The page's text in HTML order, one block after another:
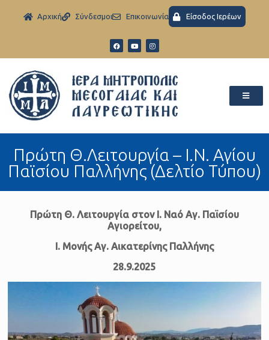
Aρχική Σύνδεσμοι Eπικοινωνία Είσοδος Ιερέων
Πρώτη Θ.Λειτουργία – Ι.Ν. Αγίου
Παϊσίου Παλλήνης (Δελτίο Τύπου)
Πρώτη Θ. Λειτουργία στον Ι. Ναό Αγ. Παϊσίου
Αγιορείτου,
Ι. Μονής Αγ. Αικατερίνης Παλλήνης
28.9.2025